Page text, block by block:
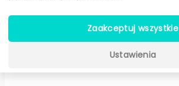
Zaakceptuj wszystkie
Ustawienia